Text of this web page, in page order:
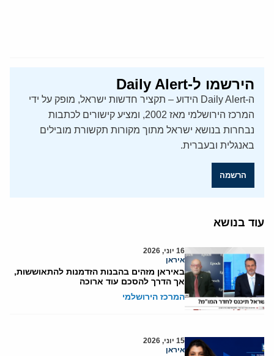
הירשמו ל-Daily Alert
ה-Daily Alert הידוע – תקציר חדשות ישראל, מופק על ידי
המרכז הירושלמי מאז 2002, ומציע קישורים לכתבות
נבחרות בנושא ישראל מתוך מקורות תקשורת מובילים
באנגלית ובעברית.
הרשמה
עוד בנושא
16 יוני, 2026
איראן
באיראן מזהים בהבנות הזדמנות להתאוששות,
אך הדרך להסכם עוד ארוכה
המרכז הירושלמי
15 יוני, 2026
איראן